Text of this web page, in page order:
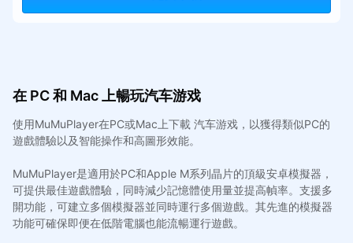
在 PC 和 Mac 上暢玩汽车游戏
使用MuMuPlayer在PC或Mac上下載 汽车游戏，以獲得類似PC的
遊戲體驗以及智能操作和高圖形效能。
MuMuPlayer是適用於PC和Apple M系列晶片的頂級安卓模擬器，
可提供最佳遊戲體驗，同時減少記憶體使用量並提高幀率。支援多
開功能，可建立多個模擬器並同時運行多個遊戲。其先進的模擬器
功能可確保即便在低階電腦也能流暢運行遊戲。